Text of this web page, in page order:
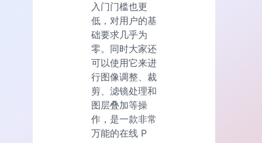
入门门槛也更
低，对用户的基
础要求几乎为
零。同时大家还
可以使用它来进
行图像调整、裁
剪、滤镜处理和
图层叠加等操
作，是一款非常
万能的在线 P